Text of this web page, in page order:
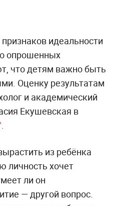
идеальности
опрошенных
что детям важно быть
Оценку результатам
и академический
Екушевская в
из ребёнка
личность хочет
ли он
— другой вопрос.